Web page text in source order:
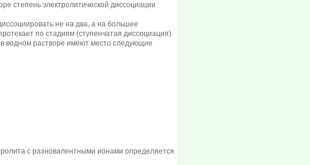
степень электролитической диссоциации
не на два, а на большее
по стадиям (ступенчатая диссоциация).
водном растворе имеют место следующие
с разновалентными ионами определяется